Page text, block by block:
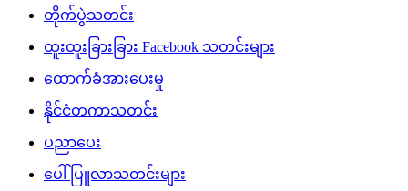
တိုက်ပွဲသတင်း
ထူးထူးခြားခြား Facebook သတင်းများ
ထောက်ခံအားပေးမှု
နိုင်ငံတကာသတင်း
ပညာပေး
ပေါ်ပြူလာသတင်းများ